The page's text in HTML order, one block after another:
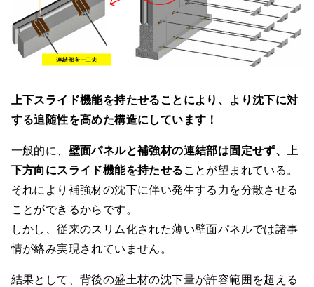
上下スライド機能を持たせることにより、より沈下に対
する追随性を高めた構造にしています！
一般的に、 壁面パネルと補強材の連結部は固定せず、上
下方向にスライド機能を持たせる ことが望まれている。
それにより補強材の沈下に伴い発生する力を分散させる
ことができるからです。
しかし、従来のスリム化された薄い壁面パネルでは諸事
情が絡み実現されていません。
結果として、背後の盛土材の沈下量が許容範囲を超える